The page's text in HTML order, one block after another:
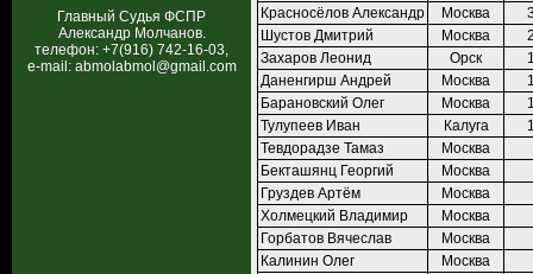
Главный Судья ФСПР
Александр Молчанов.
телефон: +7(916) 742-16-03,
e-mail: abmolabmol@gmail.com
Красносёлов Александр
Москва
Шустов Дмитрий
Москва
Захаров Леонид
Орск
Даненгирш Андрей
Москва
Барановский Олег
Москва
Тулупеев Иван
Калуга
Тевдорадзе Тамаз
Москва
Бекташянц Георгий
Москва
Груздев Артём
Москва
Холмецкий Владимир
Москва
Горбатов Вячеслав
Москва
Калинин Олег
Москва